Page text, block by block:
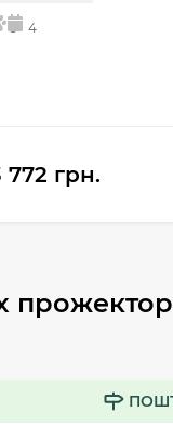
5 4
772 грн.